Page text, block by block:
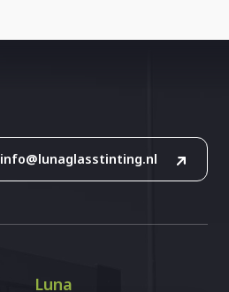
info@lunaglasstinting.nl
Luna